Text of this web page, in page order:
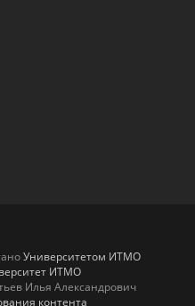
Университетом ИТМО
ИТМО
Илья Александрович
контента